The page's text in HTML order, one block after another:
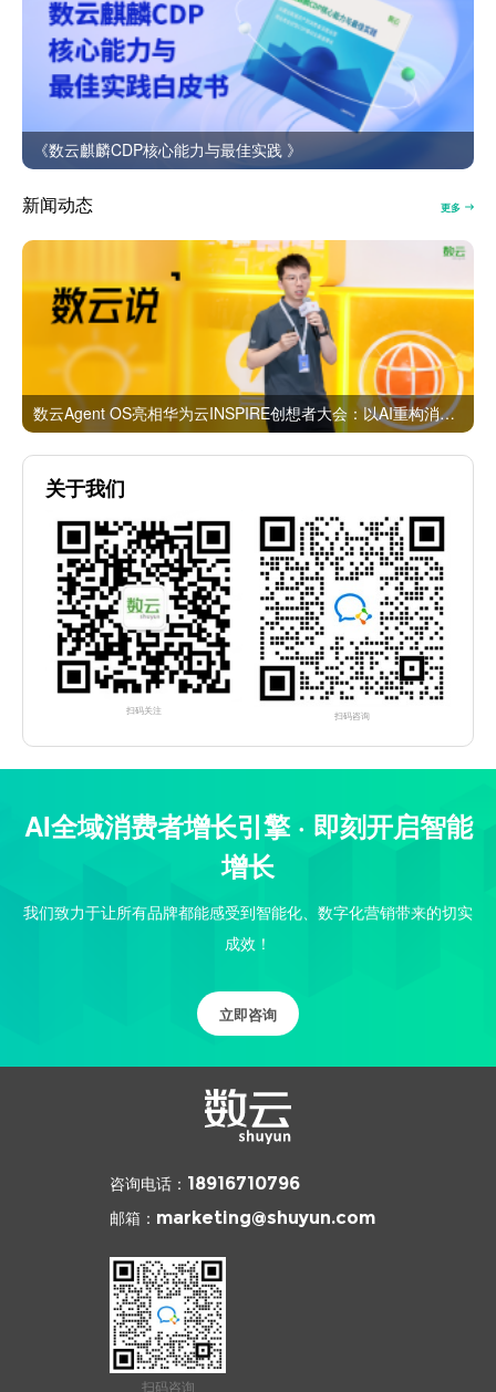
《数云麒麟CDP核心能力与最佳实践 》
新闻动态 更多
数云Agent OS亮相华为云INSPIRE创想者大会：以AI重构消费者运营与零售营销新范式
关于我们
扫码关注 扫码咨询
AI全域消费者增长引擎 · 即刻开启智能
增长
我们致力于让所有品牌都能感受到智能化、数字化营销带来的切实
成效！
立即咨询
咨询电话： 18916710796
邮箱： marketing@shuyun.com
扫码咨询